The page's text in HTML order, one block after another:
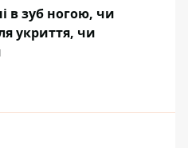
в зуб ногою, чи
укриття, чи